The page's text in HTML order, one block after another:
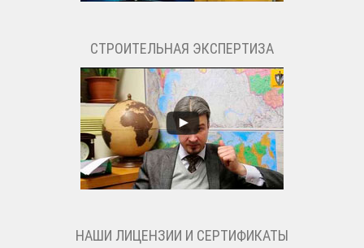
СТРОИТЕЛЬНАЯ ЭКСПЕРТИЗА
НАШИ ЛИЦЕНЗИИ И СЕРТИФИКАТЫ